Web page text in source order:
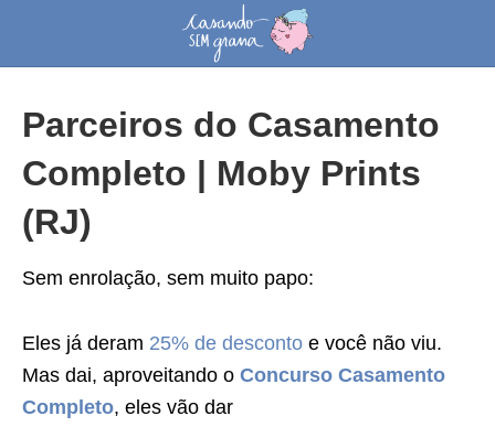
Parceiros do Casamento
Completo | Moby Prints
(RJ)
Sem enrolação, sem muito papo:
Eles já deram 25% de desconto e você não viu.
Mas dai, aproveitando o Concurso Casamento
Completo, eles vão dar